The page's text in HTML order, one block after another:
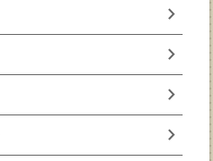
chevron_right
chevron_right
chevron_right
chevron_right